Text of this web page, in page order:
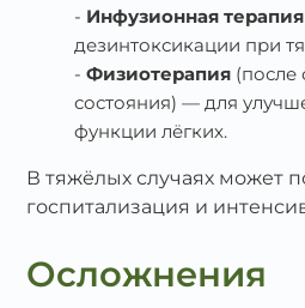
Инфузионная терапия
дезинтоксикации при
Физиотерапия (после
состояния) — для
функции лёгких.
В тяжёлых случаях может
госпитализация и
Осложнения